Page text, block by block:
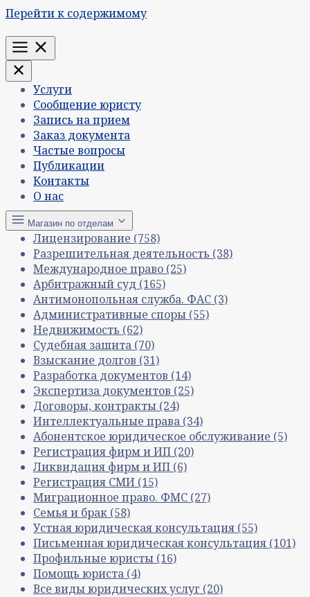
Перейти к содержимому
Меню
Услуги
Сообщение юристу
Запись на прием
Заказ документа
Частые вопросы
Публикации
Контакты
О нас
Магазин по отделам
Лицензирование (758)
Разрешительная деятельность (38)
Международное право (25)
Арбитражный суд (165)
Антимонопольная служба. ФАС (3)
Административные споры (55)
Недвижимость (62)
Судебная защита (70)
Взыскание долгов (31)
Разработка документов (14)
Экспертиза документов (25)
Договоры, контракты (24)
Интеллектуальные права (34)
Абонентское юридическое обслуживание (5)
Регистрация фирм и ИП (20)
Ликвидация фирм и ИП (6)
Регистрация СМИ (15)
Миграционное право. ФМС (27)
Семья и брак (58)
Устная юридическая консультация (55)
Письменная юридическая консультация (101)
Профильные юристы (16)
Помощь юриста (4)
Все виды юридических услуг (20)